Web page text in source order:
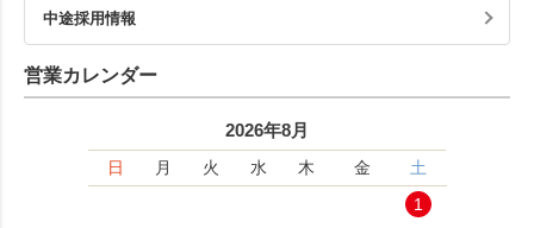
中途採用情報
営業カレンダー
2026年8月
日 月 火 水 木 金
土
1